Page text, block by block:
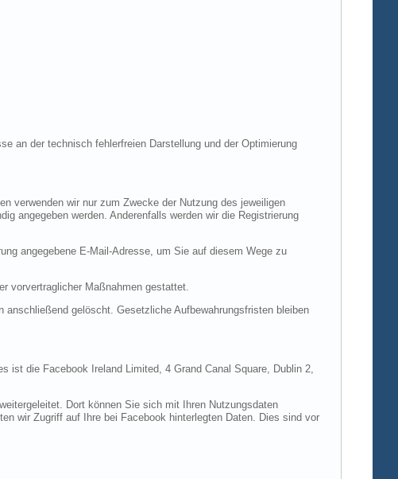
an der technisch fehlerfreien Darstellung und der Optimierung
verwenden wir nur zum Zwecke der Nutzung des jeweiligen
angegeben werden. Anderenfalls werden wir die Registrierung
angegebene E-Mail-Adresse, um Sie auf diesem Wege zu
vorvertraglicher Maßnahmen gestattet.
gelöscht. Gesetzliche Aufbewahrungsfristen bleiben
ist die Facebook Ireland Limited, 4 Grand Canal Square, Dublin 2,
Dort können Sie sich mit Ihren Nutzungsdaten
wir Zugriff auf Ihre bei Facebook hinterlegten Daten. Dies sind vor